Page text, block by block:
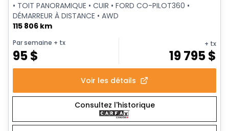
• TOIT PANORAMIQUE • CUIR • FORD CO-PILOT360 •
DÉMARREUR À DISTANCE • AWD
115 806 km
Par semaine + tx
95$
+ tx
19 795$
Voir les détails
Consultez l'historique